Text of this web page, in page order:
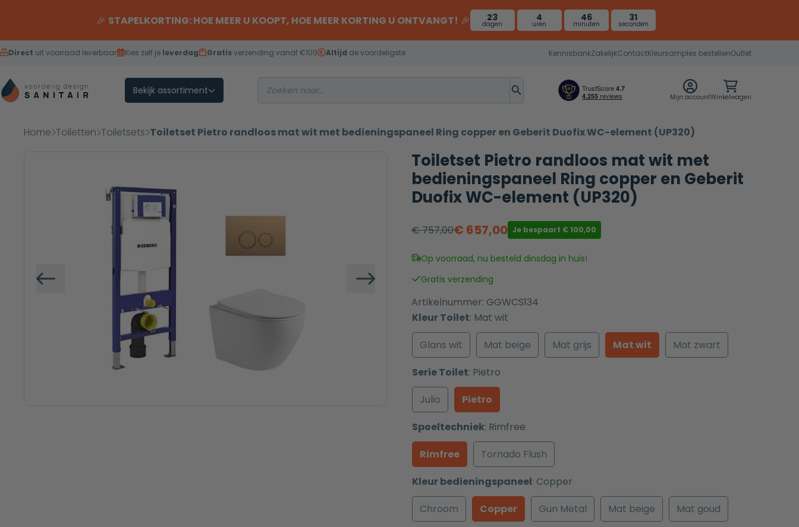
🎉 STAPELKORTING: HOE MEER U KOOPT, HOE MEER KORTING U ONTVANGT! 🎉 23
dagen
4
uren
46
minuten
30
seconden
Direct uit voorraad leverbaar Kies zelf je leverdag Gratisverzending vanaf €100 Altijd de voordeligste KennisbankZakelijkContactKleursamples bestellenOutlet
Bekijk assortiment
Mijn accountWinkelwagen
Home Toiletten Toiletsets Toiletset Pietro randloos mat wit met bedieningspaneel Ring copper en Geberit Duofix WC-element (UP320)
Vorige Volgende
Toiletset Pietro randloos mat wit met
bedieningspaneel Ring copper en Geberit
Duofix WC-element (UP320)
€757,00
Oorspronkelijke
prijs
was:
€ 757,00.
€ 657,00
Huidige
prijs
is:
€ 657,00.
Je bespaart €100,00
Op voorraad, nu besteld dinsdag in huis!
Gratis verzending
Artikelnummer: GGWCS134
Kleur Toilet: Mat wit
Glans wit
Mat beige Mat grijs Mat wit
Mat zwart
Serie Toilet: Pietro
Julio
Pietro
Spoeltechniek: Rimfree
Rimfree
Tornado Flush
Kleur bedieningspaneel: Copper
Chroom
Copper Gun Metal Mat beige Mat goud